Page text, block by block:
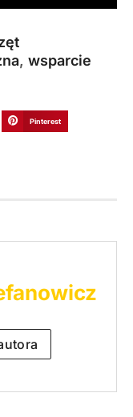
, wsparcie
Pinterest